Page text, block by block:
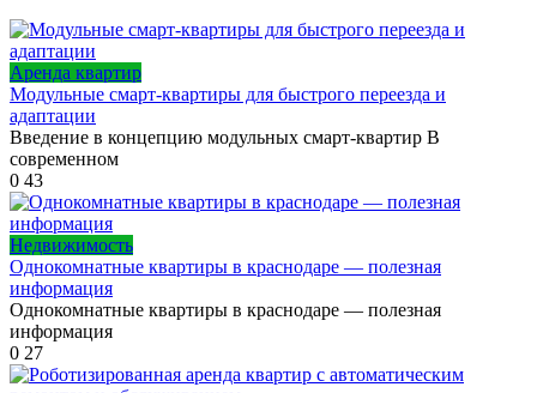
Аренда квартир
Модульные смарт-квартиры для быстрого переезда и
адаптации
Введение в концепцию модульных смарт-квартир В
современном
0 43
Недвижимость
Однокомнатные квартиры в краснодаре — полезная
информация
Однокомнатные квартиры в краснодаре — полезная
информация
0 27